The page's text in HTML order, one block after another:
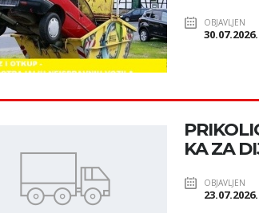
OBJAVLJEN
30.07.2026.
KA ZA
OBJAVLJEN
23.07.2026.